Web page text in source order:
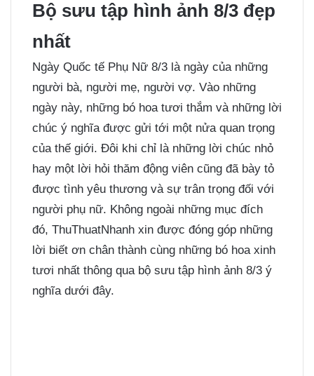
Bộ sưu tập hình ảnh 8/3 đẹp
nhất
Ngày Quốc tế Phụ Nữ 8/3 là ngày của những
người bà, người mẹ, người vợ. Vào những
ngày này, những bó hoa tươi thắm và những lời
chúc ý nghĩa được gửi tới một nửa quan trọng
của thế giới. Đôi khi chỉ là những lời chúc nhỏ
hay một lời hỏi thăm động viên cũng đã bày tỏ
được tình yêu thương và sự trân trọng đối với
người phụ nữ. Không ngoài những mục đích
đó, ThuThuatNhanh xin được đóng góp những
lời biết ơn chân thành cùng những bó hoa xinh
tươi nhất thông qua bộ sưu tập hình ảnh 8/3 ý
nghĩa dưới đây.